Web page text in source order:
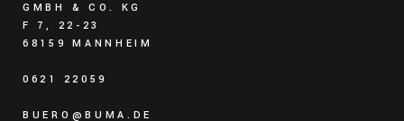
GMBH & CO. KG
F 7, 22-23
68159 MANNHEIM
0621 22059
BUERO@BUMA.DE